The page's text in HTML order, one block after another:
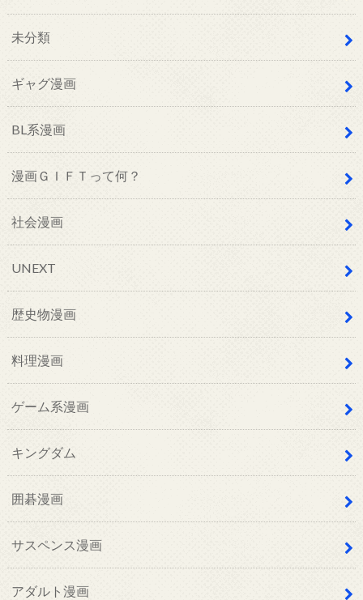
未分類
ギャグ漫画
BL系漫画
漫画ＧＩＦＴって何？
社会漫画
UNEXT
歴史物漫画
料理漫画
ゲーム系漫画
キングダム
囲碁漫画
サスペンス漫画
アダルト漫画